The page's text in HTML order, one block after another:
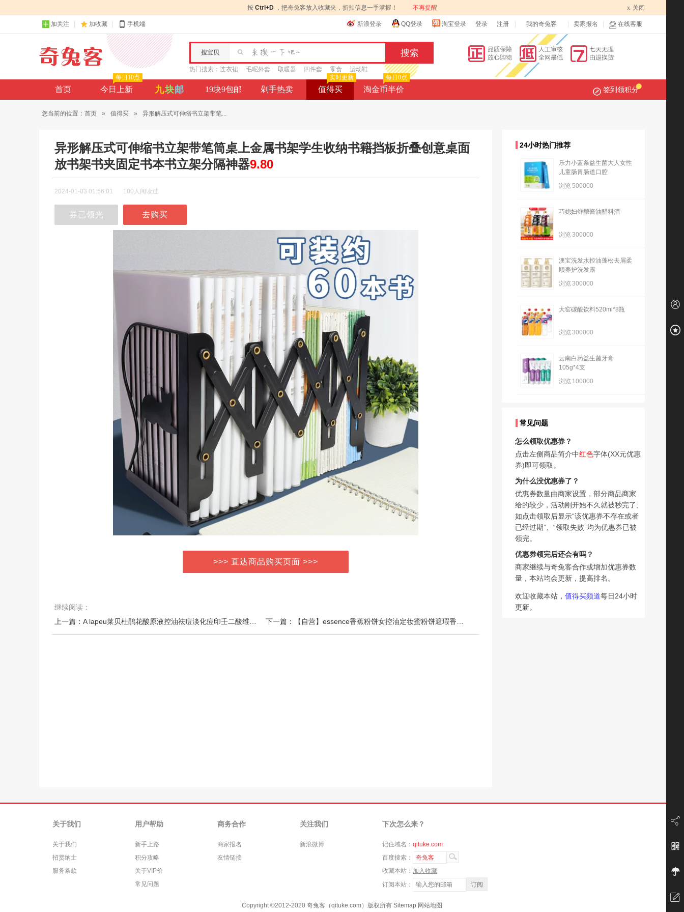
按 Ctrl+D ，把奇兔客放入收藏夹，折扣信息一手掌握！ 不再提醒 x 关闭
加关注 加收藏 手机端 新浪登录 QQ登录 淘宝登录 登录 注册 我的奇兔客 卖家报名 在线客服
搜宝贝
热门搜索： 连衣裙 毛呢外套 取暖器 四件套 零食 运动鞋
首页 今日上新
每日10点
九块邮 19块9包邮 剁手热卖 值得买
实时更新
淘金币半价
每日0点
签到领积分
您当前的位置： 首页 » 值得买 » 异形解压式可伸缩书立架带笔...
异形解压式可伸缩书立架带笔筒桌上金属书架学生收纳书籍挡板折叠创意桌面
放书架书夹固定书本书立架分隔神器9.80
2024-01-03 01:56:01 100人阅读过
券已领光 去购买
>>> 直达商品购买页面 >>>
继续阅读：
24小时热门推荐
乐力小蓝条益生菌大人女性
儿童肠胃肠道口腔
浏览500000
巧媳妇鲜酿酱油醋料酒
浏览300000
澳宝洗发水控油蓬松去屑柔
顺养护洗发露
浏览300000
大窑碳酸饮料520ml*8瓶
浏览300000
云南白药益生菌牙膏
105g*4支
浏览 100000
常见问题
怎么领取优惠券？
点击左侧商品简介中红色字体(XX元优惠
券)即可领取。
为什么没优惠券了？
优惠券数量由商家设置，部分商品商家
给的较少，活动刚开始不久就被秒完了;
如点击领取后显示“该优惠券不存在或者
已经过期”、“领取失败”均为优惠券已被
领完。
优惠券领完后还会有吗？
商家继续与奇兔客合作或增加优惠券数
量，本站均会更新，提高排名。
欢迎收藏本站， 值得买频道每日24小时
更新。
关于我们
关于我们
招贤纳士
服务条款
用户帮助
新手上路
积分攻略
关于VIP价
常见问题
商务合作
商家报名
友情链接
关注我们
新浪微博
下次怎么来？
记住域名： qituke.com
百度搜索：
奇兔客
收藏本站： 加入收藏
订阅本站：
Copyright ©2012-2020 奇兔客（qituke.com）版权所有 Sitemap 网站地图